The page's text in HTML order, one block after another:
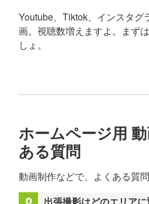
Youtube、Tiktok、インスタグ
画。視聴数増えますよ。まず
しょ。
ホームページ用 動
ある質問
動画制作などで、よくある質